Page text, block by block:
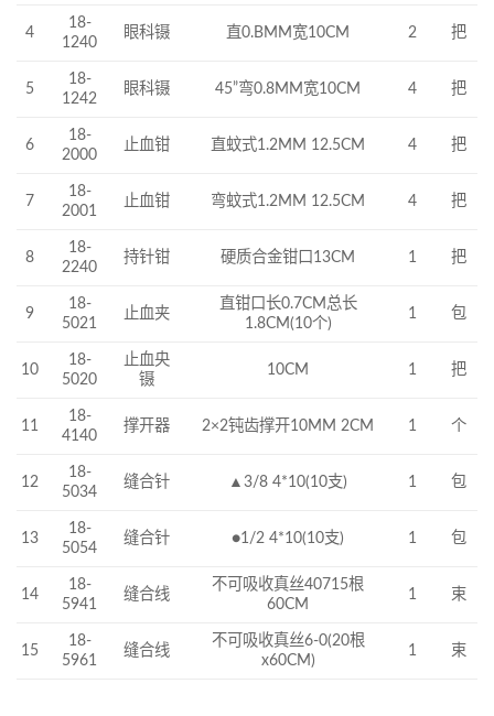
4
18-
1240
眼科镊 直0.BMM宽10CM 2 把
5
18-
1242
眼科镊 45”弯0.8MM宽10CM 4 把
6
18-
2000
止血钳 直蚊式1.2MM 12.5CM 4 把
7
18-
2001
止血钳 弯蚊式1.2MM 12.5CM 4 把
8
18-
2240
持针钳 硬质合金钳口13CM 1 把
9
18-
5021
止血夹
直钳口长0.7CM总长
1.8CM(10个)
1 包
10
18-
5020
止血央
镊
10CM 1 把
11
18-
4140
撑开器 2×2钝齿撑开10MM 2CM 1 个
12
18-
5034
缝合针 ▲3/8 4*10(10支) 1 包
13
18-
5054
缝合针 ●1/2 4*10(10支) 1 包
14
18-
5941
缝合线
不可吸收真丝40715根
60CM
1 束
15
18-
5961
缝合线
不可吸收真丝6-0(20根
x60CM)
1 束